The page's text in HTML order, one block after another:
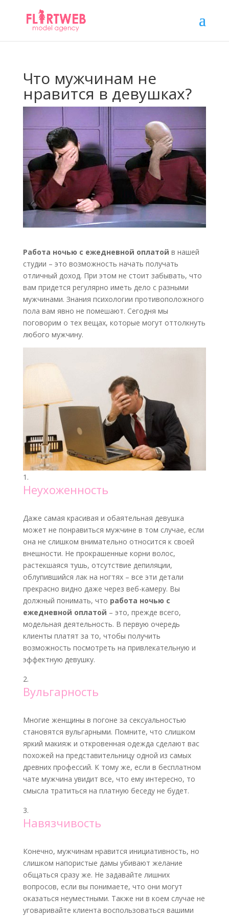
Что мужчинам не
нравится в девушках?
Работа ночью с ежедневной оплатой в нашей
студии – это возможность начать получать
отличный доход. При этом не стоит забывать, что
вам придется регулярно иметь дело с разными
мужчинами. Знания психологии противоположного
пола вам явно не помешают. Сегодня мы
поговорим о тех вещах, которые могут оттолкнуть
любого мужчину.
Неухоженность
Даже самая красивая и обаятельная девушка
может не понравиться мужчине в том случае, если
она не слишком внимательно относится к своей
внешности. Не прокрашенные корни волос,
растекшаяся тушь, отсутствие депиляции,
облупившийся лак на ногтях – все эти детали
прекрасно видно даже через веб-камеру. Вы
должный понимать, что работа ночью с
ежедневной оплатой – это, прежде всего,
модельная деятельность. В первую очередь
клиенты платят за то, чтобы получить
возможность посмотреть на привлекательную и
эффектную девушку.
Вульгарность
Многие женщины в погоне за сексуальностью
становятся вульгарными. Помните, что слишком
яркий макияж и откровенная одежда сделают вас
похожей на представительницу одной из самых
древних профессий. К тому же, если в бесплатном
чате мужчина увидит все, что ему интересно, то
смысла тратиться на платную беседу не будет.
Навязчивость
Конечно, мужчинам нравится инициативность, но
слишком напористые дамы убивают желание
общаться сразу же. Не задавайте лишних
вопросов, если вы понимаете, что они могут
оказаться неуместными. Также ни в коем случае не
уговаривайте клиента воспользоваться вашими